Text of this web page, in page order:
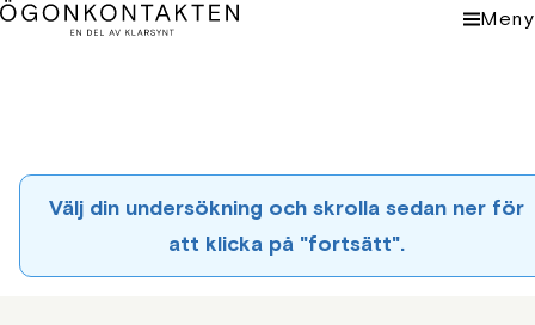
Meny
Välj din undersökning och skrolla sedan ner för
att klicka på "fortsätt".